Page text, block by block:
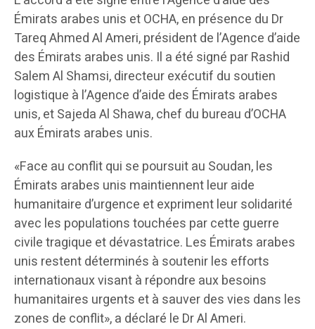
Émirats arabes unis et OCHA, en présence du Dr
Tareq Ahmed Al Ameri, président de l’Agence d’aide
des Émirats arabes unis. Il a été signé par Rashid
Salem Al Shamsi, directeur exécutif du soutien
logistique à l’Agence d’aide des Émirats arabes
unis, et Sajeda Al Shawa, chef du bureau d’OCHA
aux Émirats arabes unis.
«Face au conflit qui se poursuit au Soudan, les
Émirats arabes unis maintiennent leur aide
humanitaire d’urgence et expriment leur solidarité
avec les populations touchées par cette guerre
civile tragique et dévastatrice. Les Émirats arabes
unis restent déterminés à soutenir les efforts
internationaux visant à répondre aux besoins
humanitaires urgents et à sauver des vies dans les
zones de conflit», a déclaré le Dr Al Ameri.